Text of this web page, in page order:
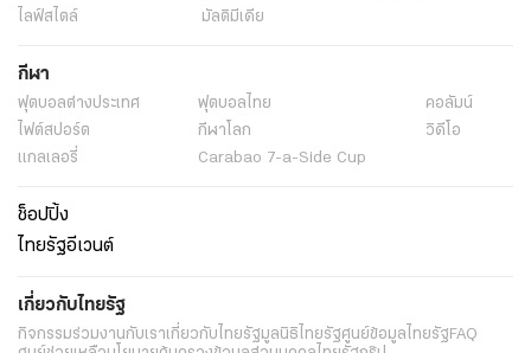
ไลฟ์สไตล์
มัลติมีเดีย
กีฬา
ฟุตบอลต่่างประเทศ ฟุตบอลไทย
คอลัมน์
ไฟต์สปอร์ต
กีฬาโลก
วิดีโอ
แกลเลอรี่
Carabao 7-a-Side Cup
ช็อปปิ้ง
ไทยรัฐอีเวนต์
เกี่ยวกับไทยรัฐ
กิจกรรมร่วมงานกับเราเกี่ยวกับไทยรัฐมูลนิธิไทยรัฐศูนย์ข้อมูลไทยรัฐFAQ